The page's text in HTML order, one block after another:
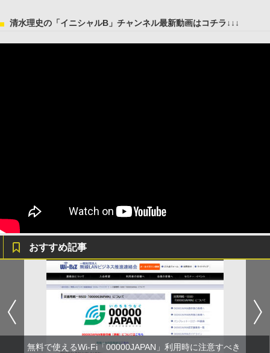
清水理史の「イニシャルB」チャンネル最新動画はコチラ↓↓↓
おすすめ記事
無料で使えるWi-Fi「00000JAPAN」利用時に注意すべき